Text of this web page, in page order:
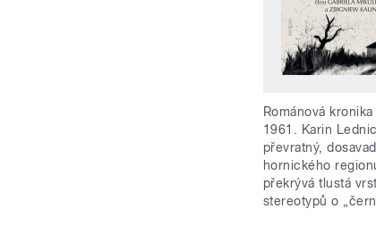
Románová
1961. Karin
převratný,
hornického
překrývá tlustá
stereotypů o